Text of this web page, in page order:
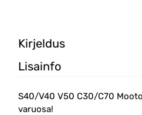
Kirjeldus
Lisainfo
S40/V40 V50 C30/C70
varuosa!